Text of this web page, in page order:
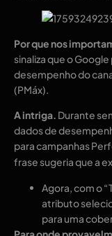
Por que nos
sinaliza que o
desempenho do
(PMáx).
A intriga. Durante
dados de
para campanhas
frase sugeria que a
Agora, com o
atributo
para uma